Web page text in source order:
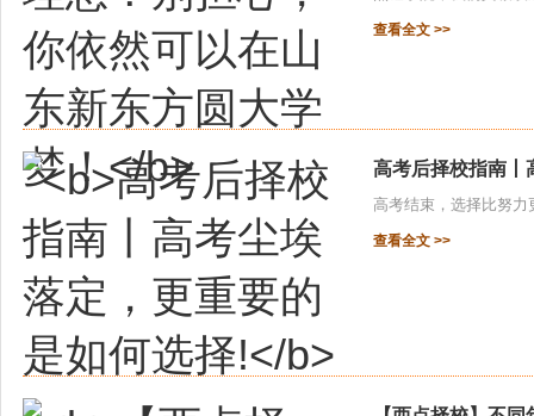
查看全文 >>
高考后择校指南丨
高考结束，选择比努
查看全文 >>